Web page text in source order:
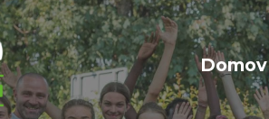
Domov